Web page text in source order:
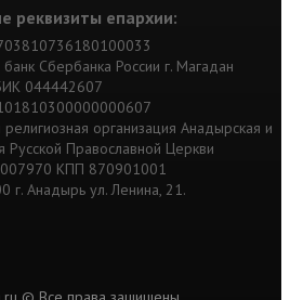
реквизиты епархии:
Сбербанка России г. Магадан
044442607
организация Анадырская и
Русской Православной Церкви
КПП 870901001
г. Анадырь ул. Ленина, 21.